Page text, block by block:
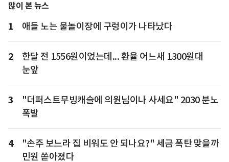
많이 본 뉴스
1 애들 노는 물놀이장에 구렁이가 나타났다
2
한달 전 1556원이었는데... 환율 어느새 1300원대
눈앞
3
"더퍼스트무빙캐슬에 의원님이나 사세요" 2030 분노
폭발
4
"손주 보느라 집 비워도 안 되나요?" 세금 폭탄 맞을까
민원 쏟아졌다